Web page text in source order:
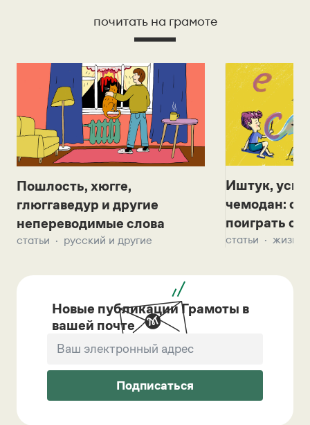
почитать на грамоте
Пошлость, хюгге,
глюггаведур и другие
непереводимые слова
статьи русский и другие
Иштук,
чемодан:
поиграть с
статьи жизнь
Новые публикации Грамоты в
вашей почте
Подписаться